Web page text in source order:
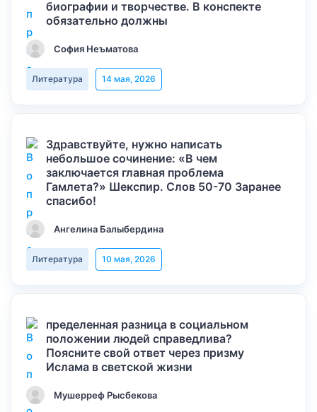
биографии и творчестве. В конспекте
обязательно должны
София Неъматова
Литература 14 мая, 2026
Здравствуйте, нужно написать
небольшое сочинение: «В чем
заключается главная проблема
Гамлета?» Шекспир. Слов 50-70 Заранее
спасибо!
Ангелина Балыбердина
Литература 10 мая, 2026
пределенная разница в социальном
положении людей справедлива?
Поясните свой ответ через призму
Ислама в светской жизни
Мушерреф Рысбекова